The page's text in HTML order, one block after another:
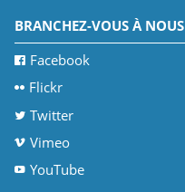
BRANCHEZ-VOUS À NOUS
Facebook
Flickr
Twitter
Vimeo
YouTube